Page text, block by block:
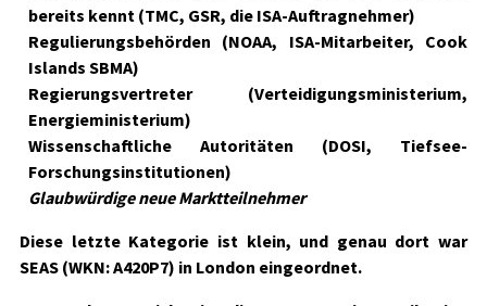
bereits kennt (TMC, GSR, die ISA-Auftragnehmer)
Regulierungsbehörden (NOAA, ISA-Mitarbeiter, Cook
Islands SBMA)
Regierungsvertreter (Verteidigungsministerium,
Energieministerium)
Wissenschaftliche Autoritäten (DOSI, Tiefsee-
Forschungsinstitutionen)
Glaubwürdige neue Marktteilnehmer
Diese letzte Kategorie ist klein, und genau dort war
SEAS (WKN: A420P7) in London eingeordnet.